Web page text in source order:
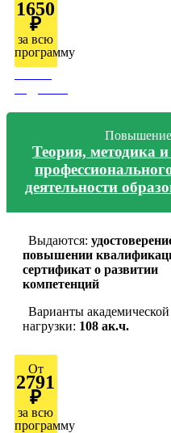
1650
₽
за всю
программу
Теория, методика
деятельности
Выдаются:
повышении
сертификат о развитии
компетенций
Варианты академической
нагрузки: 108 ак.ч.
От
2791
₽
за всю
программу